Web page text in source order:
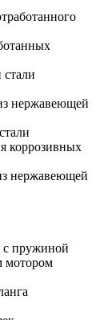
нержавеющей
коррозивных
нержавеющей
с пружиной
мотором